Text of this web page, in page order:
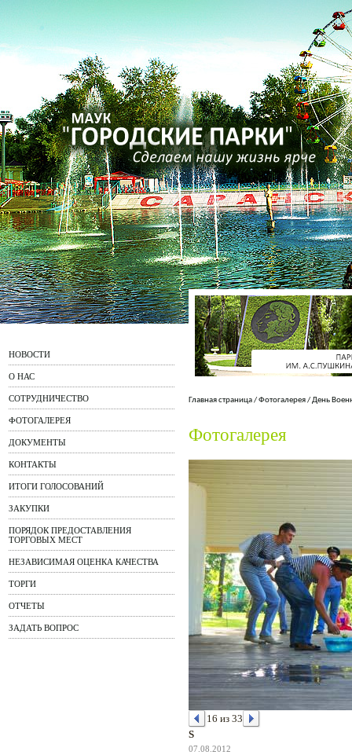
НОВОСТИ
О НАС
СОТРУДНИЧЕСТВО
ФОТОГАЛЕРЕЯ
ДОКУМЕНТЫ
КОНТАКТЫ
ИТОГИ ГОЛОСОВАНИЙ
ЗАКУПКИ
ПОРЯДОК ПРЕДОСТАВЛЕНИЯ
ТОРГОВЫХ МЕСТ
НЕЗАВИСИМАЯ ОЦЕНКА КАЧЕСТВА
ТОРГИ
ОТЧЕТЫ
ЗАДАТЬ ВОПРОС
Главная страница/Фотогалерея/День
Фотогалерея
16 из 33
S
07.08.2012